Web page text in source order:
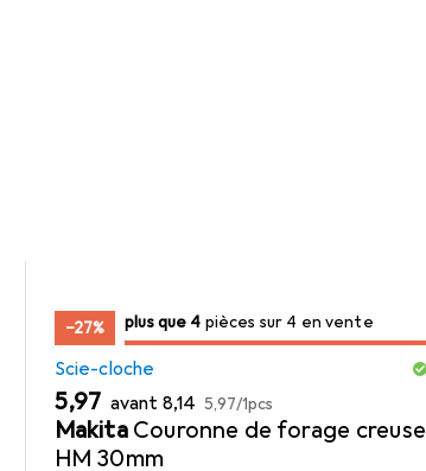
−27% 4/ 4
4/ 4 en vente
plus que 4 pièces sur 4 en vente
Scie-cloche
EUR
5,97 avant EUR
8,14 EUR
5,97/1pcs
Makita Couronne de forage creuse
HM 30mm